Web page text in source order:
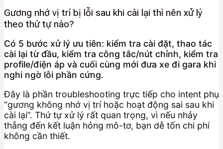
Gương nhớ vị trí bị lỗi sau khi cài lại thì nên xử lý
theo thứ tự nào?
Có 5 bước xử lý ưu tiên: kiểm tra cài đặt, thao tác
cài lại từ đầu, kiểm tra công tắc/nút chỉnh, kiểm tra
profile/điện áp và cuối cùng mới đưa xe đi gara khi
nghi ngờ lỗi phần cứng.
Đây là phần troubleshooting trực tiếp cho intent phụ
“gương không nhớ vị trí hoặc hoạt động sai sau khi
cài lại”. Thứ tự xử lý rất quan trọng, vì nếu nhảy
thẳng đến kết luận hỏng mô-tơ, bạn dễ tốn chi phí
không cần thiết.